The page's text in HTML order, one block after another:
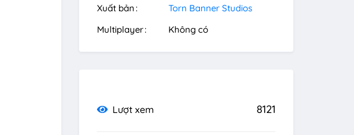
Xuất bản
Torn Banner Studios
Multiplayer
Không có
Lượt xem 8121